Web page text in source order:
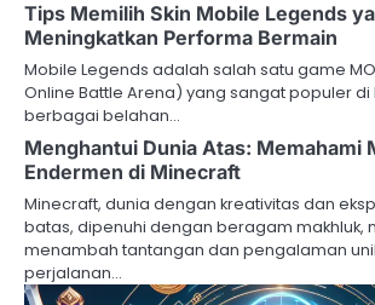
Tips Memilih Skin Mobile Legends
Meningkatkan Performa Bermain
Mobile Legends adalah salah satu game
Online Battle Arena) yang sangat populer
berbagai belahan…
Menghantui Dunia Atas: Memahami
Endermen di Minecraft
Minecraft, dunia dengan kreativitas dan
batas, dipenuhi dengan beragam makhluk,
menambah tantangan dan pengalaman
perjalanan…